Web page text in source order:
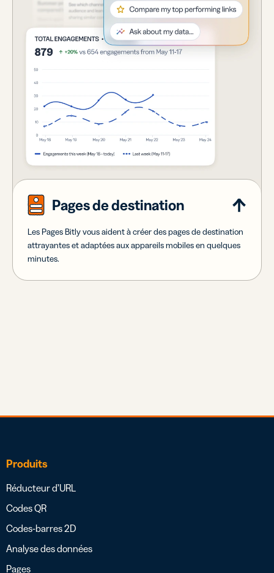
Pages de destination
Les Pages Bitly vous aident à créer des pages de destination
attrayantes et adaptées aux appareils mobiles en quelques
minutes.
Produits
Réducteur d’URL
Codes QR
Codes-barres 2D
Analyse des données
Pages